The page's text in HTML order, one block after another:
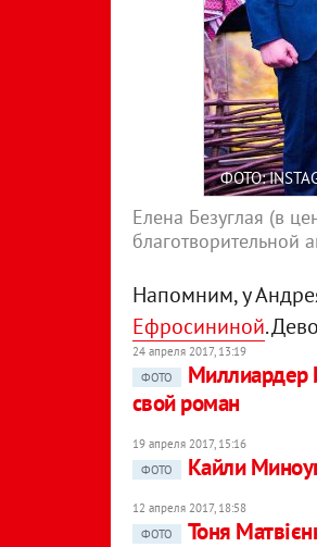
ФОТО:
Елена Безуглая (в
благотворительной
Напомним, у
Ефросининой.
24 апреля 2017, 13:19
ФОТО
Миллиардер
свой роман
19 апреля 2017, 15:16
ФОТО
Кайли
12 апреля 2017, 18:58
ФОТО
Тоня